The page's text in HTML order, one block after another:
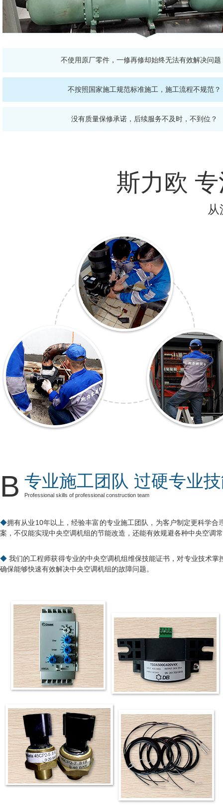
不使用原厂零件，一修再修却始终无法有效解决问题
不按照国家施工规范标准施工，施工流程不规范？
没有质量保修承诺，后续服务不及时，不到位？
斯力欧
B 专业施工团队 过硬专业
Professional skills of professional construction team
拥有从业10年以上，经验丰富的专业施工团队，为客户制定更科学合
案，不仅能实现中央空调机组的节能改造，还能有效规避各种中央空调
我们的工程师获得专业的中央空调机组维保技能证书，对专业技术掌
确保能够快速有效解决中央空调机组的故障问题。